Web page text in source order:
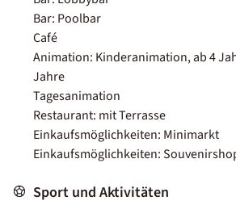
Bar: Poolbar
Café
Animation: Kinderanimation, ab 4
Jahre
Tagesanimation
Restaurant: mit Terrasse
Einkaufsmöglichkeiten: Minimarkt
Einkaufsmöglichkeiten:
Sport und Aktivitäten